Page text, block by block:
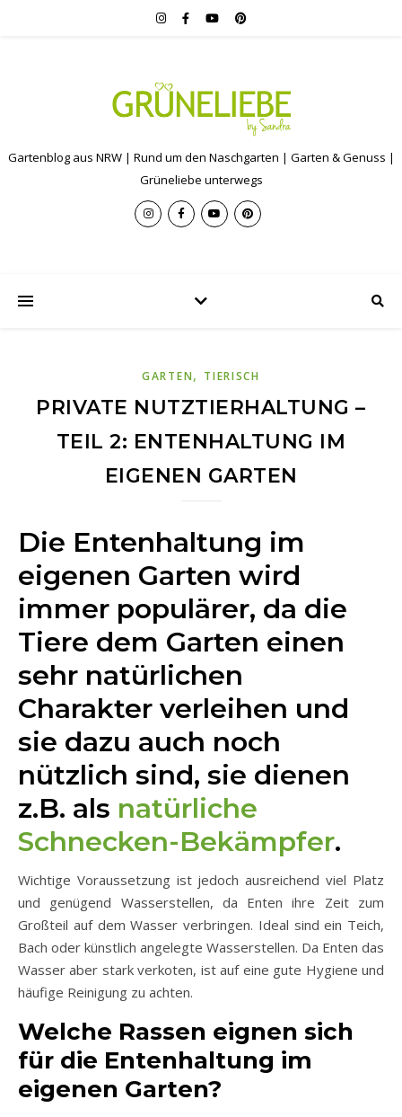
Gartenblog aus NRW | Rund um den Naschgarten | Garten & Genuss |
Grüneliebe unterwegs
GARTEN, TIERISCH
PRIVATE NUTZTIERHALTUNG –
TEIL 2: ENTENHALTUNG IM
EIGENEN GARTEN
Die Entenhaltung im
eigenen Garten wird
immer populärer, da die
Tiere dem Garten einen
sehr natürlichen
Charakter verleihen und
sie dazu auch noch
nützlich sind, sie dienen
z.B. als natürliche
Schnecken-Bekämpfer.
Wichtige Voraussetzung ist jedoch ausreichend viel Platz
und genügend Wasserstellen, da Enten ihre Zeit zum
Großteil auf dem Wasser verbringen. Ideal sind ein Teich,
Bach oder künstlich angelegte Wasserstellen. Da Enten das
Wasser aber stark verkoten, ist auf eine gute Hygiene und
häufige Reinigung zu achten.
Welche Rassen eignen sich
für die Entenhaltung im
eigenen Garten?